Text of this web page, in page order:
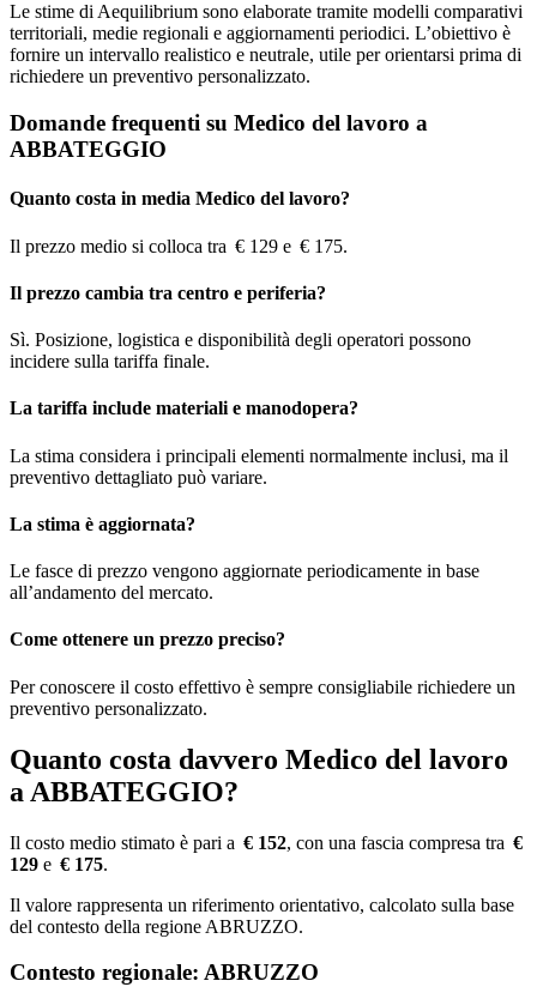
Le stime di Aequilibrium sono elaborate tramite modelli comparativi
territoriali, medie regionali e aggiornamenti periodici. L’obiettivo è
fornire un intervallo realistico e neutrale, utile per orientarsi prima di
richiedere un preventivo personalizzato.
Domande frequenti su Medico del lavoro a
ABBATEGGIO
Quanto costa in media Medico del lavoro?
Il prezzo medio si colloca tra € 129 e € 175.
Il prezzo cambia tra centro e periferia?
Sì. Posizione, logistica e disponibilità degli operatori possono
incidere sulla tariffa finale.
La tariffa include materiali e manodopera?
La stima considera i principali elementi normalmente inclusi, ma il
preventivo dettagliato può variare.
La stima è aggiornata?
Le fasce di prezzo vengono aggiornate periodicamente in base
all’andamento del mercato.
Come ottenere un prezzo preciso?
Per conoscere il costo effettivo è sempre consigliabile richiedere un
preventivo personalizzato.
Quanto costa davvero Medico del lavoro
a ABBATEGGIO?
Il costo medio stimato è pari a € 152, con una fascia compresa tra €
129 e € 175.
Il valore rappresenta un riferimento orientativo, calcolato sulla base
del contesto della regione ABRUZZO.
Contesto regionale: ABRUZZO